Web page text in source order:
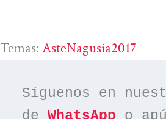
Temas: AsteNagusia2017
Síguenos en
de WhatsApp o